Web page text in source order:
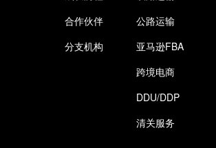
合作伙伴
分支机构
公路运输
亚马逊FBA
跨境电商
DDU/DDP
清关服务